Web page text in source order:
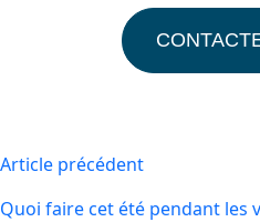
Article précédent
Quoi faire cet été pendant les